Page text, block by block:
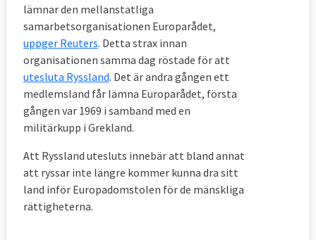
lämnar den mellanstatliga
samarbetsorganisationen Europarådet,
uppger Reuters. Detta strax innan
organisationen samma dag röstade för att
utesluta Ryssland. Det är andra gången ett
medlemsland får lämna Europarådet, första
gången var 1969 i samband med en
militärkupp i Grekland.
Att Ryssland utesluts innebär att bland annat
att ryssar inte längre kommer kunna dra sitt
land inför Europadomstolen för de mänskliga
rättigheterna.